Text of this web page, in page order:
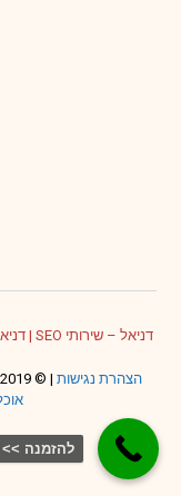
דניאל – שירותי SEO |
הצהרת נגישות | © 2019 כל הזכויות שמורות | חברים שלנו:
להזמנה >>